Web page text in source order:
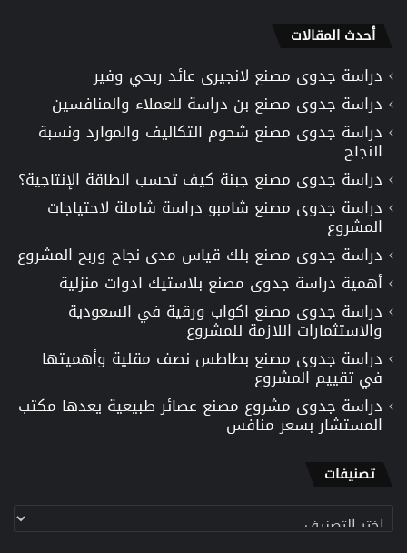
أحدث المقالات
دراسة جدوى مصنع لانجيرى عائد ربحي وفير
دراسة جدوى مصنع بن دراسة للعملاء والمنافسين
دراسة جدوى مصنع شحوم التكاليف والموارد ونسبة
النجاح
دراسة جدوى مصنع جبنة كيف تحسب الطاقة الإنتاجية؟
دراسة جدوى مصنع شامبو دراسة شاملة لاحتياجات
المشروع
دراسة جدوى مصنع بلك قياس مدى نجاح وربح المشروع
أهمية دراسة جدوى مصنع بلاستيك ادوات منزلية
دراسة جدوى مصنع اكواب ورقية في السعودية
والاستثمارات اللازمة للمشروع
دراسة جدوى مصنع بطاطس نصف مقلية وأهميتها
في تقييم المشروع
دراسة جدوى مشروع مصنع عصائر طبيعية يعدها مكتب
المستشار بسعر منافس
تصنيفات
تصنيفات